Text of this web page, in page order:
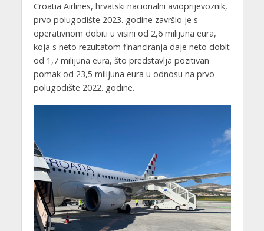
Croatia Airlines, hrvatski nacionalni avioprijevoznik,
prvo polugodište 2023. godine završio je s
operativnom dobiti u visini od 2,6 milijuna eura,
koja s neto rezultatom financiranja daje neto dobit
od 1,7 milijuna eura, što predstavlja pozitivan
pomak od 23,5 milijuna eura u odnosu na prvo
polugodište 2022. godine.